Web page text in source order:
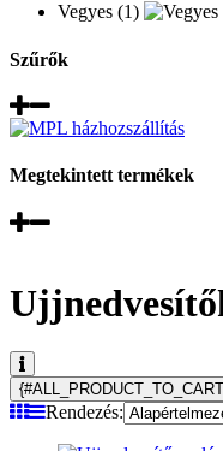
Vegyes (1)
Szűrők
Megtekintett termékek
Rendezés: